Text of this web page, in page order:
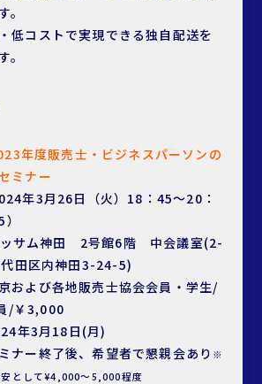
。
低コストで実現できる独自配送を
。
年度販売士・ビジネスパーソンの
ミナー
年3月26日（火）18：45～20：
サム神田 2号館6階 中会議室(2-
田区内神田3-24-5)
および各地販売士協会会員・学生/
/￥3,000
年3⽉18⽇(⽉)
ナー終了後、希望者で懇親会あり ※
として¥4,000～5,000程度